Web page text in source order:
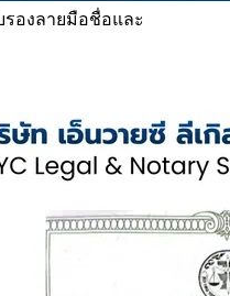
องลายมือชื่อและ